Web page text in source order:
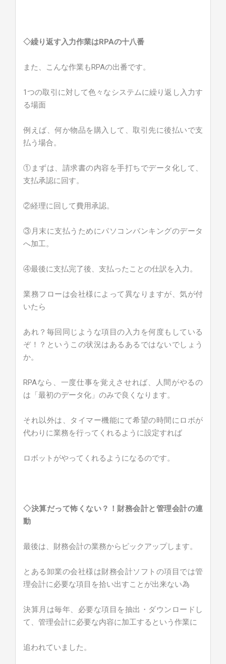
◇繰り返す入力作業はRPAの十八番
また、こんな作業もRPAの出番です。
1つの取引に対して色々なシステムに繰り返し入力す
る場面
例えば、何か物品を購入して、取引先に後払いで支
払う場合。
①まずは、請求書の内容を手打ちでデータ化して、
支払承認に回す。
②経理に回して費用承認。
③月末に支払うためにパソコンバンキングのデータ
へ加工。
④最後に支払完了後、支払ったことの仕訳を入力。
業務フローは会社様によって異なりますが、気が付
いたら
あれ？毎回同じような項目の入力を何度もしている
ぞ！？というこの状況はあるあるではないでしょう
か。
RPAなら、一度仕事を覚えさせれば、人間がやるの
は「最初のデータ化」のみで良くなります。
それ以外は、タイマー機能にて希望の時間にロボが
代わりに業務を行ってくれるように設定すれば
ロボットがやってくれるようになるのです。
◇決算だって怖くない？！財務会計と管理会計の連
動
最後は、財務会計の業務からピックアップします。
とある卸業の会社様は財務会計ソフトの項目では管
理会計に必要な項目を拾い出すことが出来ない為
決算月は毎年、必要な項目を抽出・ダウンロードし
て、管理会計に必要な内容に加工するという作業に
追われていました。